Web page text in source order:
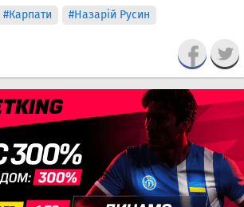
#Карпати #Назарій Русин